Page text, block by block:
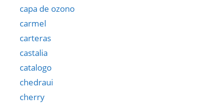
capa de ozono
carmel
carteras
castalia
catalogo
chedraui
cherry